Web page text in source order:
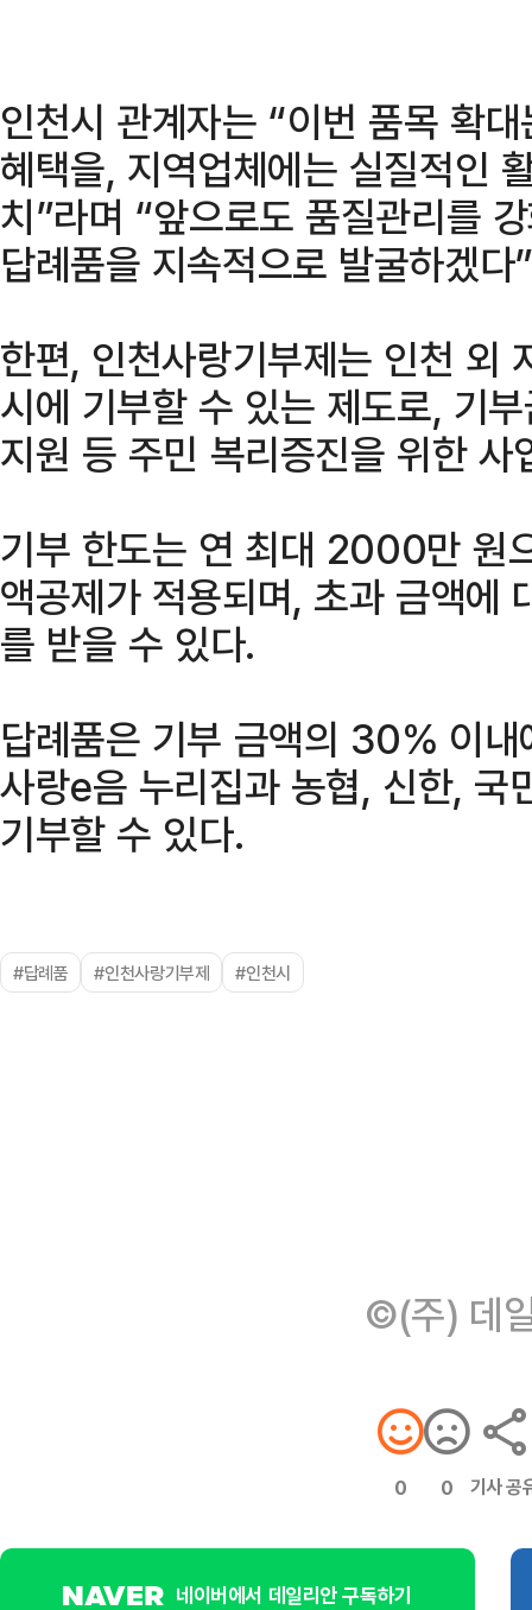
인천시 관계자는 “이번 품목 확
혜택을, 지역업체에는 실질적인
치”라며 “앞으로도 품질관리를
답례품을 지속적으로 발굴하겠다
한편, 인천사랑기부제는 인천 외
시에 기부할 수 있는 제도로, 기
지원 등 주민 복리증진을 위한 사
기부 한도는 연 최대 2000만 원
액공제가 적용되며, 초과 금액에
를 받을 수 있다.
답례품은 기부 금액의 30% 이
사랑e음 누리집과 농협, 신한, 국
기부할 수 있다.
#답례품 #인천사랑기부제 #인천시
©(주) 데
0 0 기사 공
네이버에서 데일리안 구독하기